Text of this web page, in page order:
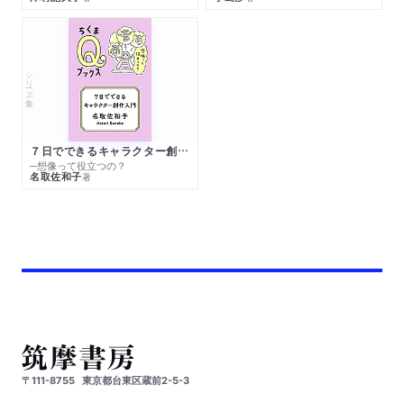
シリーズ・全集
７日でできるキャラクター創作入門
─想像って役立つの？
名取佐和子著
〒111-8755 東京都台東区蔵前2-5-3